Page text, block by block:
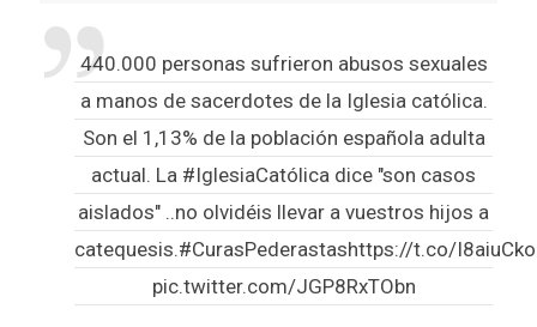
440.000 personas sufrieron abusos sexuales
a manos de sacerdotes de la Iglesia católica.
Son el 1,13% de la población española adulta
actual. La #IglesiaCatólica dice "son casos
aislados" ..no olvidéis llevar a vuestros hijos a
catequesis.#CurasPederastashttps://t.co/
pic.twitter.com/JGP8RxTObn